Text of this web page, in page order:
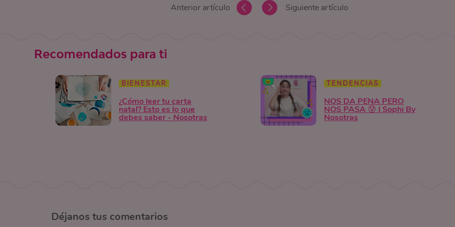
Anterior artículo Siguiente artículo
Recomendados para ti
BIENESTAR
¿Cómo leer tu carta
natal? Esto es lo que
debes saber - Nosotras
TENDENCIAS
NOS DA PENA PERO
NOS PASA 😰 | Sophi By
Nosotras
Déjanos tus comentarios